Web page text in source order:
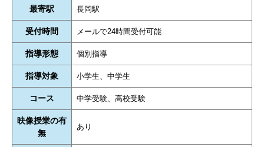
最寄駅 長岡駅
受付時間 メールで24時間受付可能
指導形態 個別指導
指導対象 小学生、中学生
コース 中学受験、高校受験
映像授業の有
無
あり